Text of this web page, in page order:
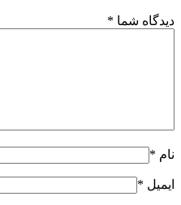
دیدگاه شما *
نام *
ایمیل *